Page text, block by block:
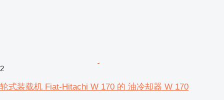
2
轮式装载机 Fiat-Hitachi W 170 的 油冷却器 W 170